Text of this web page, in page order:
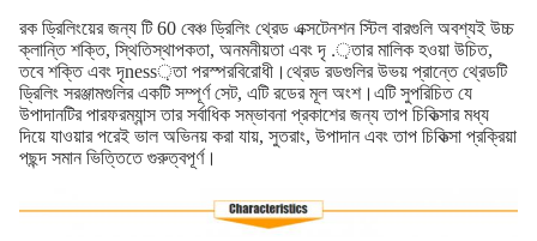
রক ড্রিলিংয়ের জন্য টি 60 বেঞ্চ ড্রিলিং থ্রেড এক্সটেনশন স্টিল বারগুলি অবশ্যই উচ্চ
ক্লান্তি শক্তি, স্থিতিস্থাপকতা, অনমনীয়তা এবং দৃ .়তার মালিক হওয়া উচিত,
তবে শক্তি এবং দৃness়তা পরস্পরবিরোধী।থ্রেড রডগুলির উভয় প্রান্তে থ্রেডটি
ড্রিলিং সরঞ্জামগুলির একটি সম্পূর্ণ সেট, এটি রডের মূল অংশ।এটি সুপরিচিত যে
উপাদানটির পারফরম্যান্স তার সর্বাধিক সম্ভাবনা প্রকাশের জন্য তাপ চিকিত্সার মধ্য
দিয়ে যাওয়ার পরেই ভাল অভিনয় করা যায়, সুতরাং, উপাদান এবং তাপ চিকিত্সা প্রক্রিয়া
পছন্দ সমান ভিত্তিতে গুরুত্বপূর্ণ।